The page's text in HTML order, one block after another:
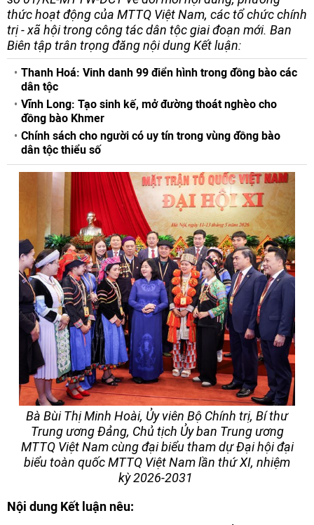
thức hoạt động của MTTQ Việt Nam, các tổ chức chính
trị - xã hội trong công tác dân tộc giai đoạn mới. Ban
Biên tập trân trọng đăng nội dung Kết luận:
Thanh Hoá: Vinh danh 99 điển hình trong đồng bào các
dân tộc
Vĩnh Long: Tạo sinh kế, mở đường thoát nghèo cho
đồng bào Khmer
Chính sách cho người có uy tín trong vùng đồng bào
dân tộc thiểu số
Bà Bùi Thị Minh Hoài, Ủy viên Bộ Chính trị, Bí thư
Trung ương Đảng, Chủ tịch Ủy ban Trung ương
MTTQ Việt Nam cùng đại biểu tham dự Đại hội đại
biểu toàn quốc MTTQ Việt Nam lần thứ XI, nhiệm
kỳ 2026-2031
Nội dung Kết luận nêu: